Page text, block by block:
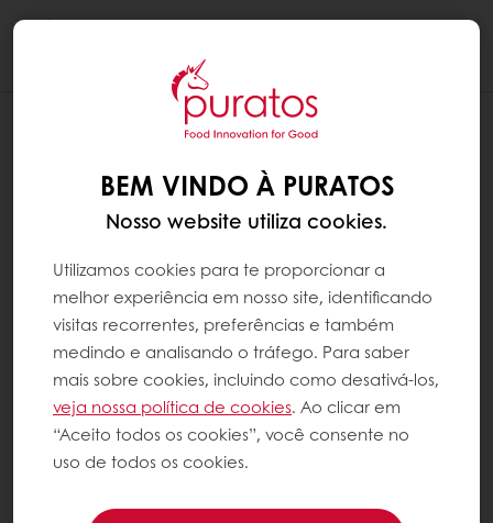
O MYPURATOS FUNCIONA EM TODOS
OS NAVEGADORES?
Para desfrutar de uma experiência de
aconselhamos evitar o uso do Internet
Explorer e utilizar outros navegadores como
Chrome, Firefox ou Safari.
Clique aqui para baixar oGoogle Chrome.
Clique aqui para baixar oFirefox.
Clique aqui para baixar oSafari.
BEM VINDO À PURATOS
Nosso website utiliza cookies.
Utilizamos cookies para te proporcionar a
melhor experiência em nosso site, identificando
visitas recorrentes, preferências e também
medindo e analisando o tráfego. Para saber
mais sobre cookies, incluindo como desativá-los,
veja nossa política de cookies. Ao clicar em
“Aceito todos os cookies”, você consente no
uso de todos os cookies.